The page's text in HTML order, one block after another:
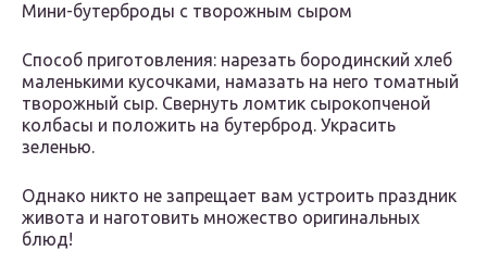
Мини-бутерброды с творожным сыром
Способ приготовления: нарезать бородинский хлеб
маленькими кусочками, намазать на него томатный
творожный сыр. Свернуть ломтик сырокопченой
колбасы и положить на бутерброд. Украсить
зеленью.
Однако никто не запрещает вам устроить праздник
живота и наготовить множество оригинальных
блюд!